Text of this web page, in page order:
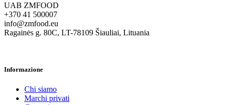
UAB ZMFOOD
+370 41 500007
info@zmfood.eu
Ragainės g. 80C, LT-78109 Šiauliai, Lituania
Informazione
Chi siamo
Marchi privati